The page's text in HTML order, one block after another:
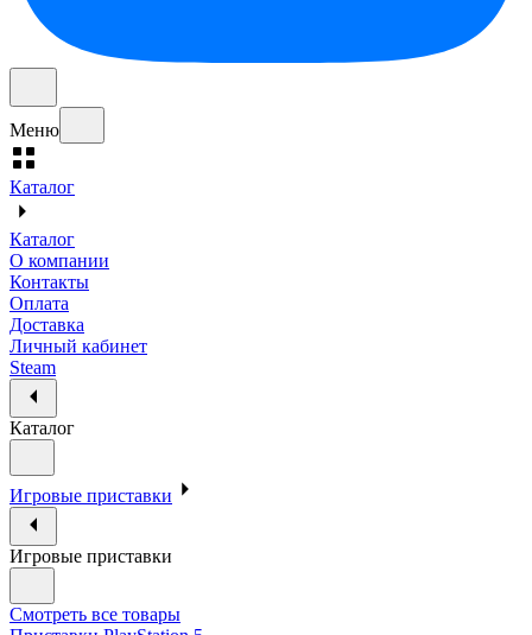
Меню
Каталог
Каталог
О компании
Контакты
Оплата
Доставка
Личный кабинет
Steam
Каталог
Игровые приставки
Игровые приставки
Смотреть все товары